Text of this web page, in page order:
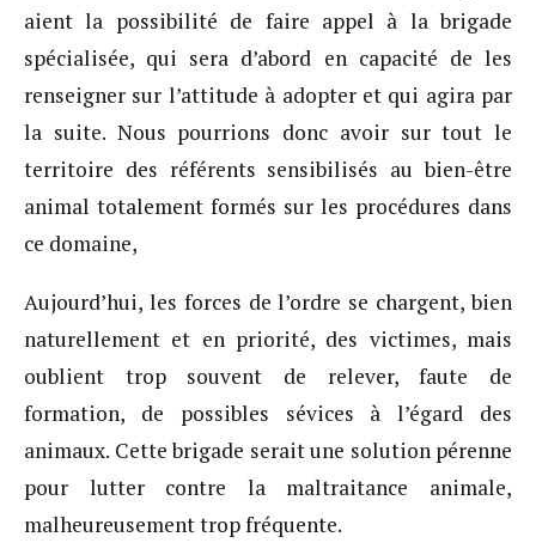
aient la possibilité de faire appel à la brigade
spécialisée, qui sera d’abord en capacité de les
renseigner sur l’attitude à adopter et qui agira par
la suite. Nous pourrions donc avoir sur tout le
territoire des référents sensibilisés au bien-être
animal totalement formés sur les procédures dans
ce domaine,
Aujourd’hui, les forces de l’ordre se chargent, bien
naturellement et en priorité, des victimes, mais
oublient trop souvent de relever, faute de
formation, de possibles sévices à l’égard des
animaux. Cette brigade serait une solution pérenne
pour lutter contre la maltraitance animale,
malheureusement trop fréquente.